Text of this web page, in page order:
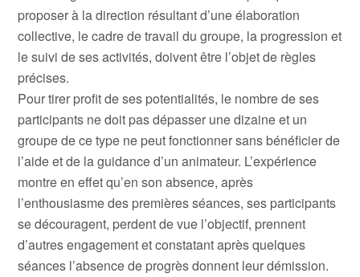
proposer à la direction résultant d’une élaboration
collective, le cadre de travail du groupe, la progression et
le suivi de ses activités, doivent être l’objet de règles
précises.
Pour tirer profit de ses potentialités, le nombre de ses
participants ne doit pas dépasser une dizaine et un
groupe de ce type ne peut fonctionner sans bénéficier de
l’aide et de la guidance d’un animateur. L’expérience
montre en effet qu’en son absence, après
l’enthousiasme des premières séances, ses participants
se découragent, perdent de vue l’objectif, prennent
d’autres engagement et constatant après quelques
séances l’absence de progrès donnent leur démission.